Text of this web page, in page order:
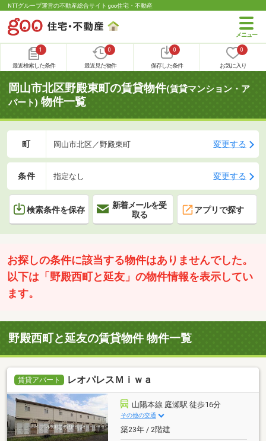
NTTグループ運営の不動産総合サイト goo住宅・不動産
1
最近検索した条件
0
最近見た物件
0
保存した条件
0
お気に入り
岡山市北区野殿東町の賃貸物件(賃貸マンション・ア
パート) 物件一覧
町 岡山市北区／野殿東町 変更する
条件 指定なし 変更する
検索条件を保存
新着メールを受
取る
アプリで探す
お探しの条件に該当する物件はありませんでした。
以下は「野殿西町と延友」の物件情報を表示してい
ます。
野殿西町と延友の賃貸物件 物件一覧
賃貸アパート レオパレスＭｉｗａ
山陽本線 庭瀬駅 徒歩16分
その他の交通
築23年 / 2階建